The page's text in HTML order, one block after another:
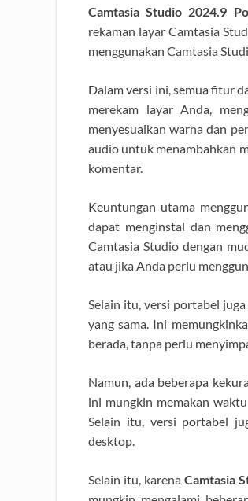
Camtasia Studio 2024.9
rekaman layar Camtasia
menggunakan Camtasia
Dalam versi ini, semua fitur
merekam layar Anda,
menyesuaikan warna dan
audio untuk menambahkan
komentar.
Keuntungan utama
dapat menginstal dan
Camtasia Studio dengan
atau jika Anda perlu
Selain itu, versi portabel
yang sama. Ini
berada, tanpa perlu
Namun, ada beberapa
ini mungkin memakan
Selain itu, versi portabel
desktop.
Selain itu, karena Camtasia